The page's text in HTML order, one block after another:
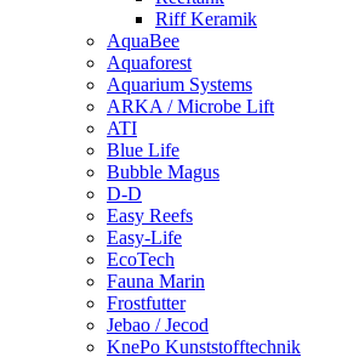
Riff Keramik
AquaBee
Aquaforest
Aquarium Systems
ARKA / Microbe Lift
ATI
Blue Life
Bubble Magus
D-D
Easy Reefs
Easy-Life
EcoTech
Fauna Marin
Frostfutter
Jebao / Jecod
KnePo Kunststofftechnik